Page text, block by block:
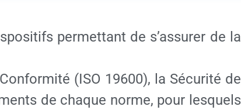
permettant de s’assurer de la
(ISO 19600), la Sécurité de
de chaque norme, pour lesquels